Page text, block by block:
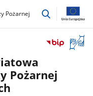
Pożarnej
przejdź
okno
Pożarnej